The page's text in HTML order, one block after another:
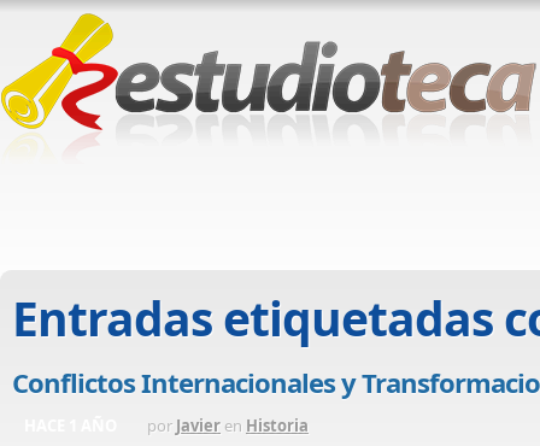
Entradas etiquetadas
Conflictos Internacionales y
por Javier en Historia